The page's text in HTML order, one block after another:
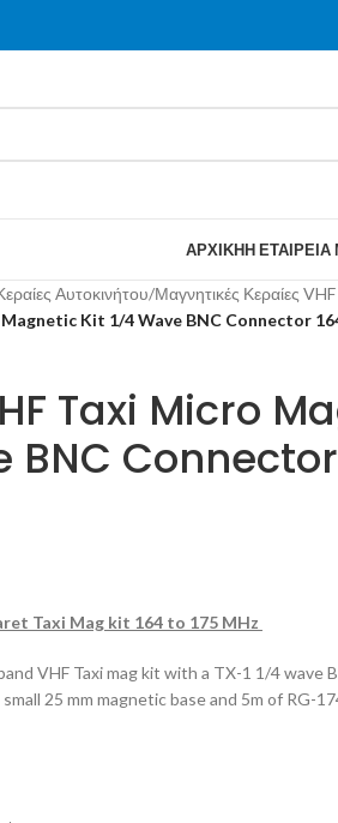
ΑΡΧΙΚΉΗ
Αυτοκινήτου/Μαγνητικές Κεραίες
Kit 1/4 Wave BNC Connector
Taxi Micro
BNC
Taxi Mag kit 164 to 175 MHz
VHF Taxi mag kit with a TX-1 1/4 wave
25 mm magnetic base and 5m of RG-